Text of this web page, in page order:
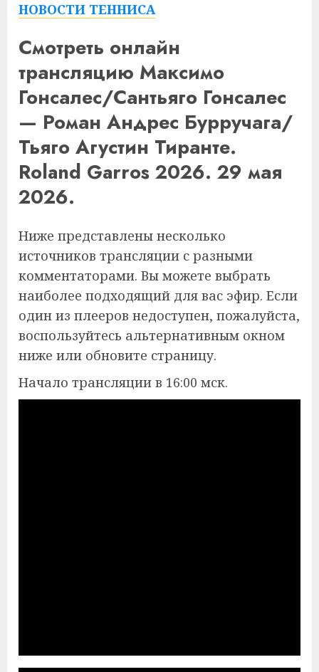
НОВОСТИ ТЕННИСА
Смотреть онлайн
трансляцию Максимо
Гонсалес/Сантьяго Гонсалес
— Роман Андрес Бурручага/
Тьяго Агустин Тиранте.
Roland Garros 2026. 29 мая
2026.
Ниже представлены несколько
источников трансляции с разными
комментаторами. Вы можете выбрать
наиболее подходящий для вас эфир. Если
один из плееров недоступен, пожалуйста,
воспользуйтесь альтернативным окном
ниже или обновите страницу.
Начало трансляции в 16:00 мск.